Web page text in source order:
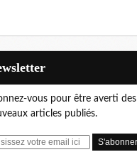
vous pour être averti des
articles publiés.